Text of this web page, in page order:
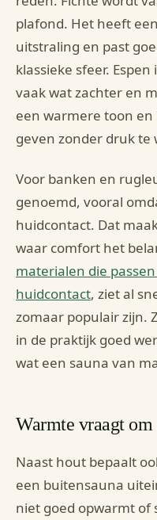
plafond. Het heeft
uitstraling en past
klassieke sfeer.
vaak wat zachter en
een warmere toon
geven zonder druk te
Voor banken en
genoemd, vooral
huidcontact. Dat
waar comfort het
materialen die
huidcontact, ziet al
zomaar populair zijn.
in de praktijk goed
wat een sauna van
Warmte vraagt
Naast hout bepaalt
een buitensauna
niet goed opwarmt